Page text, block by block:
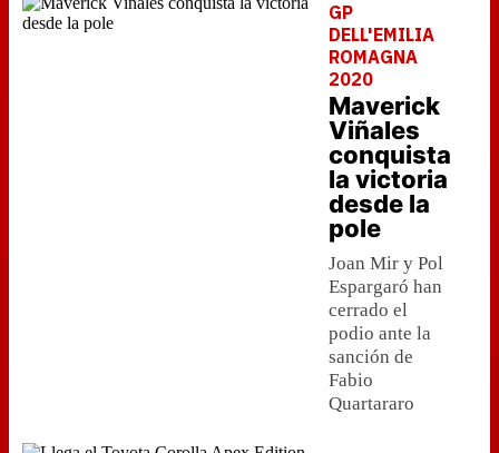
GP
DELL'EMILIA
ROMAGNA
2020
Maverick
Viñales
conquista
la victoria
desde la
pole
Joan Mir y Pol
Espargaró han
cerrado el
podio ante la
sanción de
Fabio
Quartararo